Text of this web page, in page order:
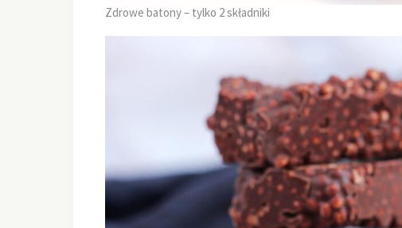
Zdrowe batony – tylko 2 składniki